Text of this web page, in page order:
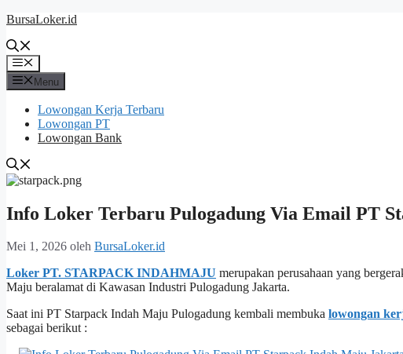
Langsung
isi
BursaLoker.id
Menu
Menu
Lowongan Kerja Terbaru
Lowongan PT
Lowongan Bank
Info Loker Terbaru Pulogadung Via Email PT
Mei 1, 2026 oleh BursaLoker.id
Loker PT. STARPACK INDAHMAJU merupakan perusahaan yang
Maju beralamat di Kawasan Industri Pulogadung Jakarta.
Saat ini PT Starpack Indah Maju Pulogadung kembali membuka lowongan
sebagai berikut :